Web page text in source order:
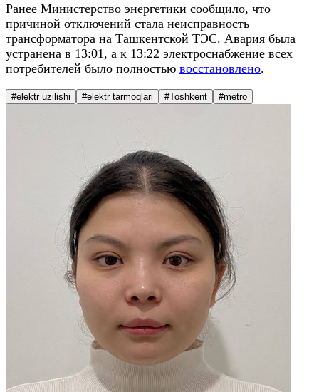
Ранее Министерство энергетики сообщило, что
причиной отключений стала неисправность
трансформатора на Ташкентской ТЭС. Авария была
устранена в 13:01, а к 13:22 электроснабжение всех
потребителей было полностью восстановлено.
#elektr uzilishi #elektr tarmoqlari #Toshkent #metro